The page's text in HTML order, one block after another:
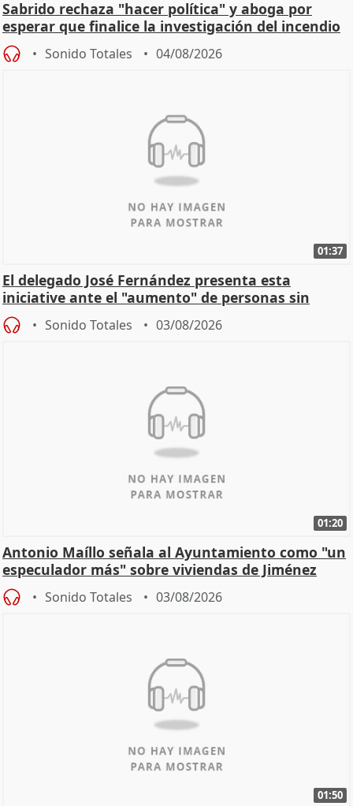
Sabrido rechaza "hacer política" y aboga por
esperar que finalice la investigación del incendio
Sonido Totales 04/08/2026
01:37
El delegado José Fernández presenta esta
iniciative ante el "aumento" de personas sin
hogar en Madri
Sonido Totales 03/08/2026
01:20
Antonio Maíllo señala al Ayuntamiento como "un
especulador más" sobre viviendas de Jiménez
Becerril
Sonido Totales 03/08/2026
01:50